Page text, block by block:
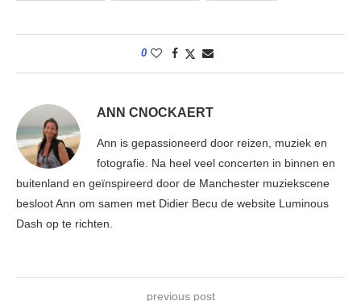
0
ANN CNOCKAERT
Ann is gepassioneerd door reizen, muziek en
fotografie. Na heel veel concerten in binnen en
buitenland en geïnspireerd door de Manchester muziekscene
besloot Ann om samen met Didier Becu de website Luminous
Dash op te richten.
previous post